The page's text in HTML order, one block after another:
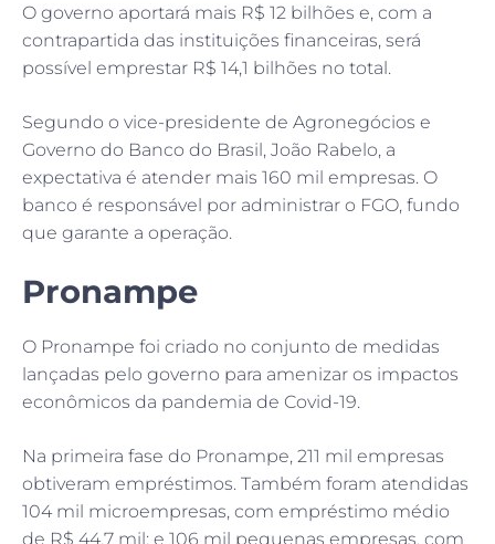
O governo aportará mais R$ 12 bilhões e, com a
contrapartida das instituições financeiras, será
possível emprestar R$ 14,1 bilhões no total.
Segundo o vice-presidente de Agronegócios e
Governo do Banco do Brasil, João Rabelo, a
expectativa é atender mais 160 mil empresas. O
banco é responsável por administrar o FGO, fundo
que garante a operação.
Pronampe
O Pronampe foi criado no conjunto de medidas
lançadas pelo governo para amenizar os impactos
econômicos da pandemia de Covid-19.
Na primeira fase do Pronampe, 211 mil empresas
obtiveram empréstimos. Também foram atendidas
104 mil microempresas, com empréstimo médio
de R$ 44,7 mil; e 106 mil pequenas empresas, com